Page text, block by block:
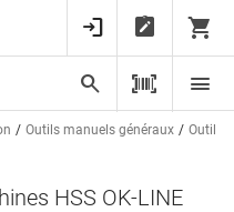
Outils manuels généraux Outils
HSS OK-LINE